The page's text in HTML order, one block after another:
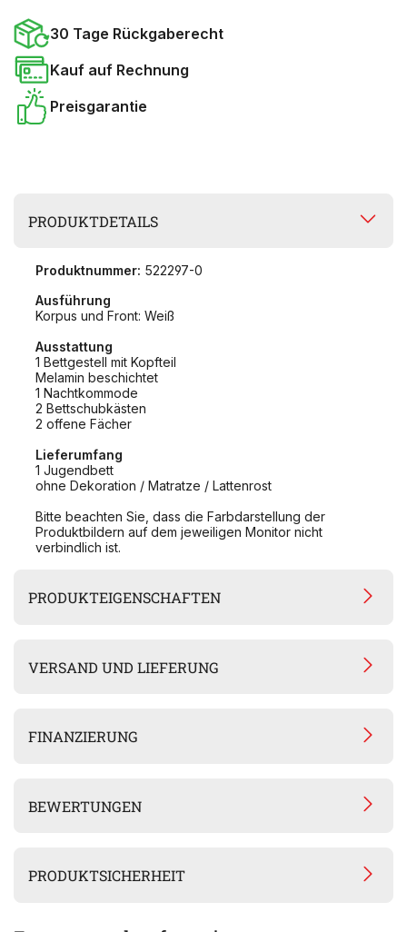
30 Tage Rückgaberecht
Kauf auf Rechnung
Preisgarantie
PRODUKTDETAILS
Produktnummer: 522297-0
Ausführung
Korpus und Front: Weiß
Ausstattung
1 Bettgestell mit Kopfteil
Melamin beschichtet
1 Nachtkommode
2 Bettschubkästen
2 offene Fächer
Lieferumfang
1 Jugendbett
ohne Dekoration / Matratze / Lattenrost
Bitte beachten Sie, dass die Farbdarstellung der
Produktbildern auf dem jeweiligen Monitor nicht
verbindlich ist.
PRODUKTEIGENSCHAFTEN
VERSAND UND LIEFERUNG
FINANZIERUNG
BEWERTUNGEN
PRODUKTSICHERHEIT